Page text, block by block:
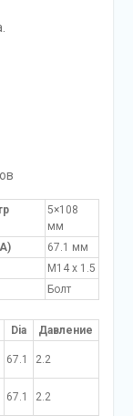
5×108
мм
67.1 мм
M14 x 1.5
Болт
Dia
Давление
67.1 2.2
67.1 2.2